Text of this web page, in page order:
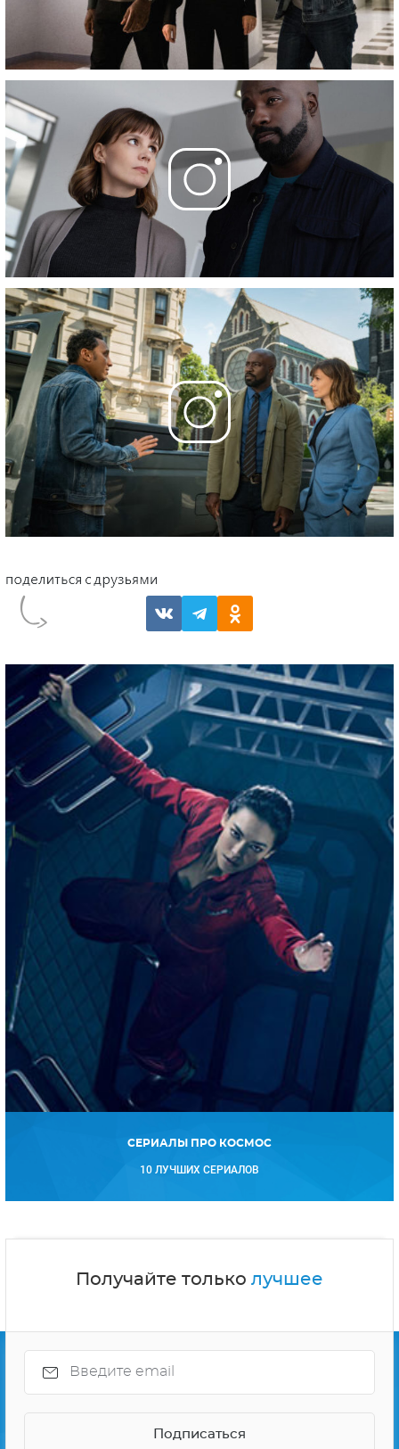
СЕРИАЛЫ ПРО КОСМОС
10 ЛУЧШИХ СЕРИАЛОВ
Получайте только лучшее